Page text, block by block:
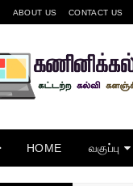
ABOUT US CONTACT US
HOME வகுப்பு